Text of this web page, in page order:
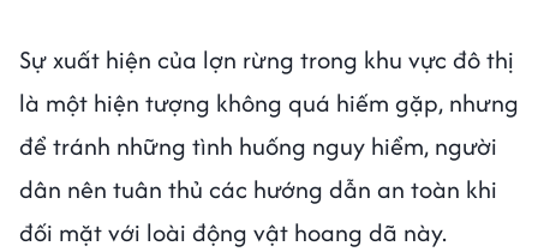
Sự xuất hiện của lợn rừng trong khu vực đô thị
là một hiện tượng không quá hiếm gặp, nhưng
để tránh những tình huống nguy hiểm, người
dân nên tuân thủ các hướng dẫn an toàn khi
đối mặt với loài động vật hoang dã này.